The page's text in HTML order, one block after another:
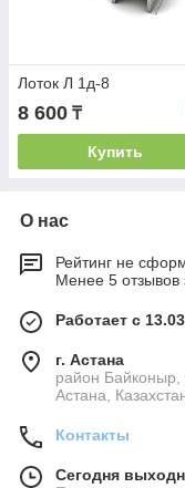
Лоток Л 1д-8
8 600 ₸
Купить
О нас
Рейтинг не
Менее 5 отзывов
Работает с
г. Астана
район Байконыр,
Астана,
Контакты
Сегодня